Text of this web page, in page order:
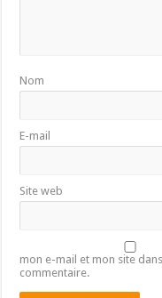
Nom
E-mail
Site web
mon e-mail et mon site
commentaire.